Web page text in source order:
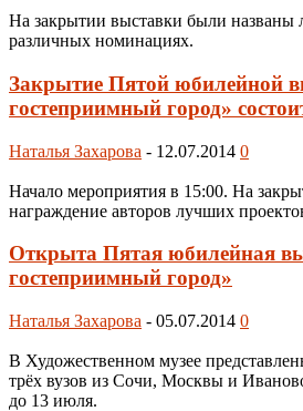
На закрытии выставки были названы
различных номинациях.
Закрытие Пятой юбилейной
гостеприимный город»
Наталья Захарова - 12.07.2014 0
Начало мероприятия в 15:00. На
награждение авторов лучших
Открыта Пятая юбилейная
гостеприимный город»
Наталья Захарова - 05.07.2014 0
В Художественном музее
трёх вузов из Сочи, Москвы и
до 13 июля.